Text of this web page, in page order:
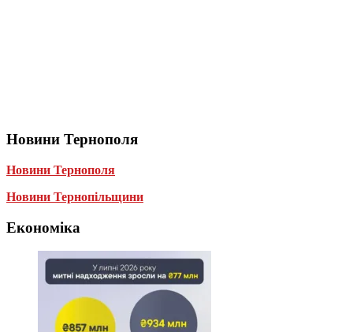
Новини Тернополя
Новини Тернополя
Новини Тернопільщини
Економіка